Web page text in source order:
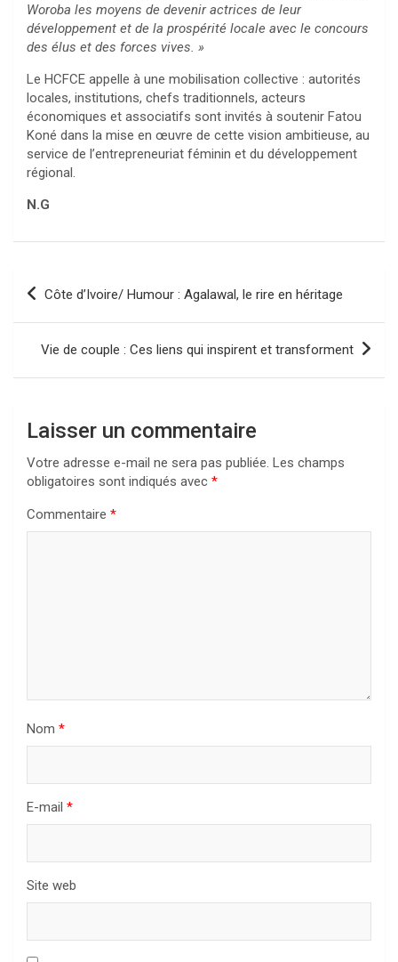
Woroba les moyens de devenir actrices de leur
développement et de la prospérité locale avec le concours
des élus et des forces vives. »
Le HCFCE appelle à une mobilisation collective : autorités
locales, institutions, chefs traditionnels, acteurs
économiques et associatifs sont invités à soutenir Fatou
Koné dans la mise en œuvre de cette vision ambitieuse, au
service de l’entrepreneuriat féminin et du développement
régional.
N.G
Navigation
l’article
Côte d’Ivoire/ Humour : Agalawal, le rire en héritage
Vie de couple : Ces liens qui inspirent et transforment
Laisser un commentaire
Votre adresse e-mail ne sera pas publiée. Les champs
obligatoires sont indiqués avec *
Commentaire *
Nom *
E-mail *
Site web